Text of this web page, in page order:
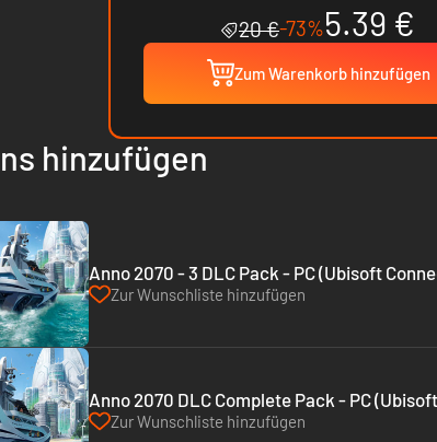
20 €-73%5.39 €
Zum Warenkorb hinzufügen
hinzufügen
Anno 2070 - 3 DLC Pack - PC (Ubisoft
Zur Wunschliste hinzufügen
Anno 2070 DLC Complete Pack - PC
Zur Wunschliste hinzufügen